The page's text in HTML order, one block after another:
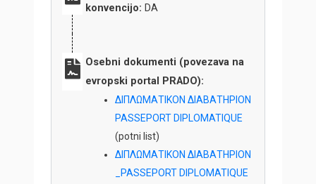
konvencijo:DA
Osebni dokumenti (povezava na
evropski portal PRADO):
ΔΙΠΛΩΜΑΤΙΚΟΝ ΔΙΑΒΑΤΗΡΙΟΝ
PASSEPORT DIPLOMATIQUE
(potni list)
ΔΙΠΛΩΜΑΤΙΚΟΝ ΔΙΑΒΑΤΗΡΙΟΝ
_PASSEPORT DIPLOMATIQUE